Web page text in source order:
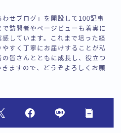
せブログ」を開設して100記事
訪問者やページビューも着実に
しています。これまで培った経
すく丁寧にお届けすることが私
皆さんとともに成長し、役立つ
ますので、どうぞよろしくお願